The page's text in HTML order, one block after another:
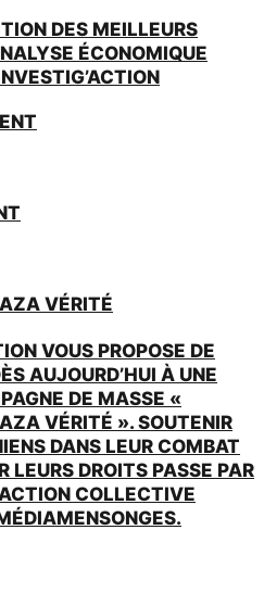
DES MEILLEURS
ÉCONOMIQUE
VÉRITÉ
VOUS PROPOSE DE
AUJOURD’HUI À UNE
DE MASSE «
VÉRITÉ ». SOUTENIR
DANS LEUR COMBAT
LEURS DROITS PASSE PAR
COLLECTIVE